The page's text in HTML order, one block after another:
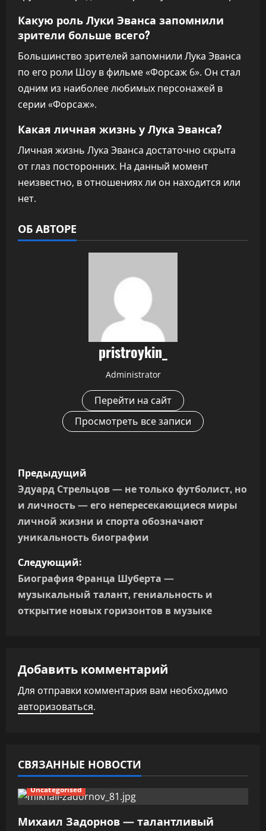
Какую роль Луки Эванса запомнили
зрители больше всего?
Большинство зрителей запомнили Лука Эванса
по его роли Шоу в фильме «Форсаж 6». Он стал
одним из наиболее любимых персонажей в
серии «Форсаж».
Какая личная жизнь у Лука Эванса?
Личная жизнь Лука Эванса достаточно скрыта
от глаз посторонних. На данный момент
неизвестно, в отношениях ли он находится или
нет.
ОБ АВТОРЕ
pristroykin_
Administrator
Перейти на сайт
Просмотреть все записи
Н
а
в
и
г
а
ц
я
п
о
а
п
и
Предыдущий
Эдуард Стрельцов — не только футболист, но
и личность — его непересекающиеся миры
личной жизни и спорта обозначают
уникальность биографии
Следующий:
Биография Франца Шуберта —
музыкальный талант, гениальность и
открытие новых горизонтов в музыке
Добавить комментарий
Для отправки комментария вам необходимо
авторизоваться.
СВЯЗАННЫЕ НОВОСТИ
Uncategorised
Михаил Задорнов — талантливый